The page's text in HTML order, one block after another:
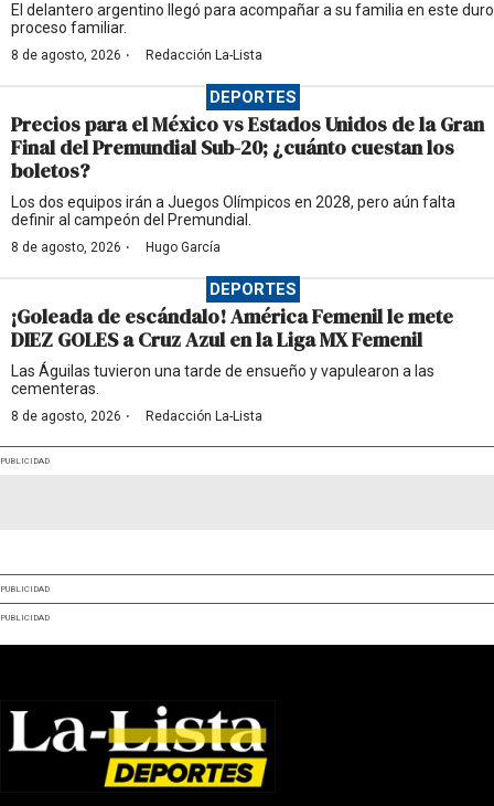
El delantero argentino llegó para acompañar a su familia en este duro
proceso familiar.
8 de agosto, 2026 · Redacción La-Lista
DEPORTES
Precios para el México vs Estados Unidos de la Gran
Final del Premundial Sub-20; ¿cuánto cuestan los
boletos?
Los dos equipos irán a Juegos Olímpicos en 2028, pero aún falta
definir al campeón del Premundial.
8 de agosto, 2026 · Hugo García
DEPORTES
¡Goleada de escándalo! América Femenil le mete
DIEZ GOLES a Cruz Azul en la Liga MX Femenil
Las Águilas tuvieron una tarde de ensueño y vapulearon a las
cementeras.
8 de agosto, 2026 · Redacción La-Lista
PUBLICIDAD
PUBLICIDAD
PUBLICIDAD